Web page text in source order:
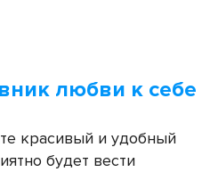
любви к себе
красивый и удобный
будет вести